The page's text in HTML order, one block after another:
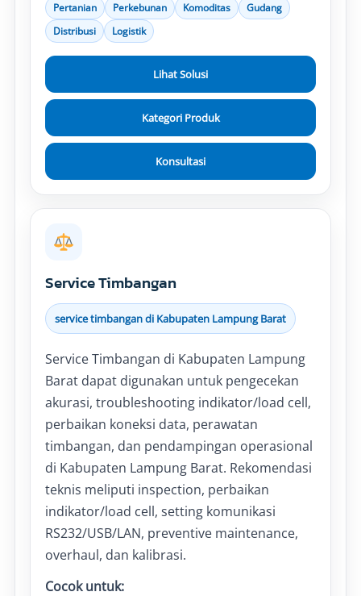
Pertanian Perkebunan Komoditas
Gudang
Distribusi
Logistik
Lihat Solusi
Kategori Produk
Konsultasi
Service Timbangan
service timbangan di Kabupaten Lampung Barat
Service Timbangan di Kabupaten Lampung
Barat dapat digunakan untuk pengecekan
akurasi, troubleshooting indikator/load cell,
perbaikan koneksi data, perawatan
timbangan, dan pendampingan operasional
di Kabupaten Lampung Barat. Rekomendasi
teknis meliputi inspection, perbaikan
indikator/load cell, setting komunikasi
RS232/USB/LAN, preventive maintenance,
overhaul, dan kalibrasi.
Cocok untuk: